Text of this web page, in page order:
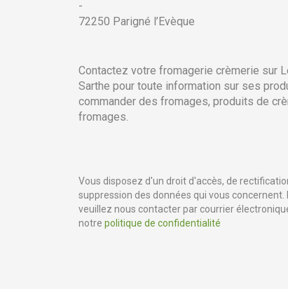
-
72250 Parigné l’Evèque
Contactez votre fromagerie crèmerie sur
Sarthe pour toute information sur ses
commander des fromages, produits de
fromages.
Vous disposez d'un droit d'accès, de
suppression des données qui vous concernent.
veuillez nous contacter par courrier
notre politique de confidentialité